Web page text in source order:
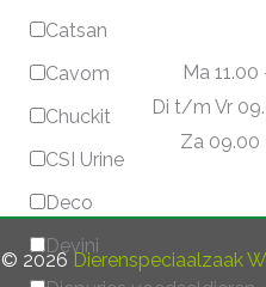
Catsan
Cavom
Chuckit
CSI Urine
Deco
Devini
Ma 11.00
Di t/m Vr
Za 09.00
© 2026 Dierenspeciaalzaak